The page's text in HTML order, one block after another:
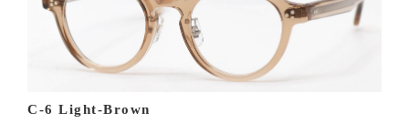
C-6 Light-Brown